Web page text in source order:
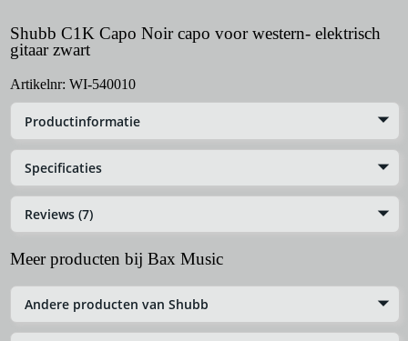
Shubb C1K Capo Noir capo voor western- elektrisch
gitaar zwart
Artikelnr: WI-540010
Productinformatie
Specificaties
Reviews (7)
Meer producten bij Bax Music
Andere producten van Shubb